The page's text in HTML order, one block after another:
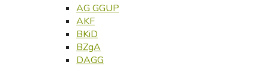
AG GGUP
AKF
BKiD
BZgA
DAGG